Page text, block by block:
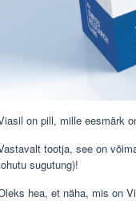
on pill, mille eesmärk
tootja, see on
sugutung)!
hea, et näha, mis on